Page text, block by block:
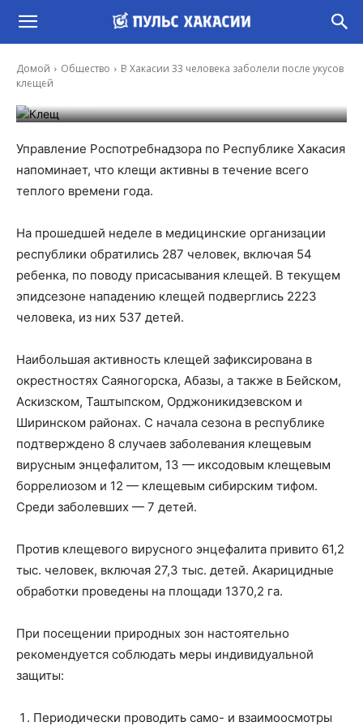
Домой Общество
В Хакасии 33 человека заболели после укусов
клещей
укусов клещей
Управление Роспотребнадзора по Республике Хакасия
напоминает, что клещи активны в течение всего
теплого времени года.
На прошедшей неделе в медицинские организации
республики обратились 287 человек, включая 54
ребенка, по поводу присасывания клещей. В текущем
эпидсезоне нападению клещей подверглись 2223
человека, из них 537 детей.
Наибольшая активность клещей зафиксирована в
окрестностях Саяногорска, Абазы, а также в Бейском,
Аскизском, Таштыпском, Орджоникидзевском и
Ширинском районах. С начала сезона в республике
подтверждено 8 случаев заболевания клещевым
вирусным энцефалитом, 13 — иксодовым клещевым
боррелиозом и 12 — клещевым сибирским тифом.
Среди заболевших — 7 детей.
Против клещевого вирусного энцефалита привито 61,2
тыс. человек, включая 27,3 тыс. детей. Акарицидные
обработки проведены на площади 1370,2 га.
При посещении природных зон настоятельно
рекомендуется соблюдать меры индивидуальной
защиты:
Периодически проводить само- и взаимоосмотры